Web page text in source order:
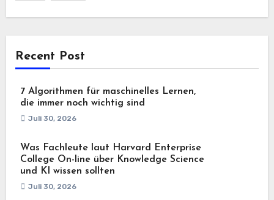
Recent Post
7 Algorithmen für maschinelles Lernen,
die immer noch wichtig sind
Juli 30, 2026
Was Fachleute laut Harvard Enterprise
College On-line über Knowledge Science
und KI wissen sollten
Juli 30, 2026